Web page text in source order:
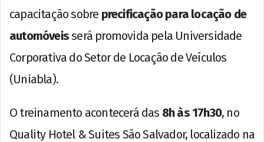
capacitação sobre precificação para locação de
automóveisserá promovida pela Universidade
Corporativa do Setor de Locação de Veículos
(Uniabla).
O treinamento acontecerá das 8h às 17h30, no
Quality Hotel & Suites São Salvador, localizado na